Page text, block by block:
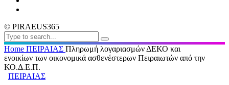
© PIRAEUS365
Home ΠΕΙΡΑΙΑΣ Πληρωμή λογαριασμών ΔΕΚΟ και
ενοικίων των οικονομικά ασθενέστερων Πειραιωτών από την
ΚΟ.Δ.Ε.Π.
ΠΕΙΡΑΙΑΣ